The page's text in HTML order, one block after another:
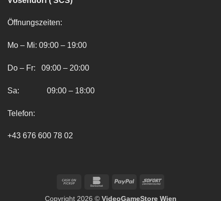
Öffnungszeiten:
Mo – Mi: 09:00 – 19:00
Do – Fr: 09:00 – 20:00
Sa: 09:00 – 18:00
Telefon:
+43 676 600 78 02
Cash
BankomatPayPal Sofort
Copyright 2026 © VideoGameStore Wien